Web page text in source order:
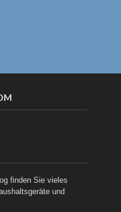
finden Sie vieles
und